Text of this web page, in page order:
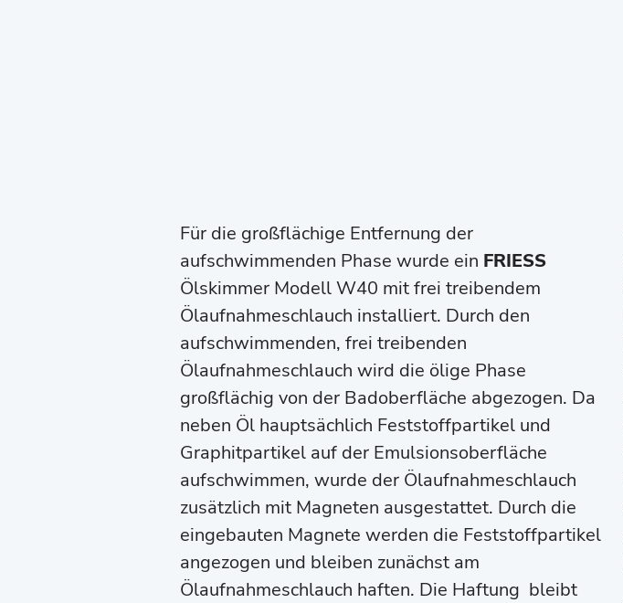
Für die großflächige Entfernung der
aufschwimmenden Phase wurde ein FRIESS
Ölskimmer Modell W40 mit frei treibendem
Ölaufnahmeschlauch installiert. Durch den
aufschwimmenden, frei treibenden
Ölaufnahmeschlauch wird die ölige Phase
großflächig von der Badoberfläche abgezogen. Da
neben Öl hauptsächlich Feststoffpartikel und
Graphitpartikel auf der Emulsionsoberfläche
aufschwimmen, wurde der Ölaufnahmeschlauch
zusätzlich mit Magneten ausgestattet. Durch die
eingebauten Magnete werden die Feststoffpartikel
angezogen und bleiben zunächst am
Ölaufnahmeschlauch haften. Die Haftung bleibt